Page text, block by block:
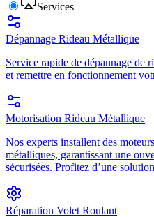
Services
Dépannage Rideau Métallique
Service rapide de dépannage de
et remettre en fonctionnement
Motorisation Rideau Métallique
Nos experts installent des
métalliques, garantissant une
sécurisées. Profitez d’une
Réparation Volet Roulant